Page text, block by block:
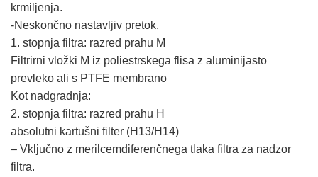
krmiljenja.
-Neskončno nastavljiv pretok.
1. stopnja filtra: razred prahu M
Filtrirni vložki M iz poliestrskega flisa z aluminijasto
prevleko ali s PTFE membrano
Kot nadgradnja:
2. stopnja filtra: razred prahu H
absolutni kartušni filter (H13/H14)
– Vključno z merilcemdiferenčnega tlaka filtra za nadzor
filtra.